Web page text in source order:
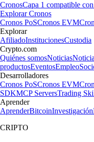
CronosCapa 1 compatible
Explorar Cronos
Cronos PoSCronos EVM
Explorar
AfiliadoInstitucionesCustodia
Crypto.com
Quiénes somosNoticias
productosEventosEmpleo
Desarrolladores
Cronos PoSCronos EVM
SDKMCP ServersTrading
Aprender
AprenderBitcoinInvestigación
CRIPTO